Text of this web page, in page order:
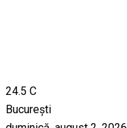
24.5 C
București